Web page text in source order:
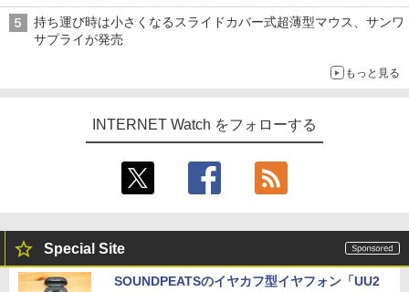
ル TIVIP」
持ち運び時は小さくなるスライドカバー式超薄型マウス、サンワ
サプライが発売
もっと見る
INTERNET Watch をフォローする
Special Site
SOUNDPEATSのイヤカフ型イヤフォン「UU2